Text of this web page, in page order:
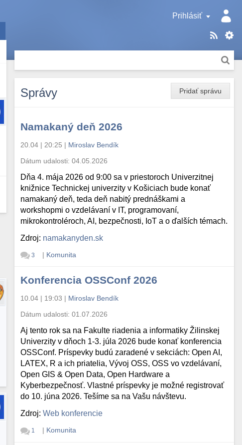
Prihlásiť
Pridať správu
Správy
Namakaný deň 2026
20.04 | 20:25 | Miroslav Bendík
Dátum udalosti:04.05.2026
Dňa 4. mája 2026 od 9:00 sa v priestoroch Univerzitnej
knižnice Technickej univerzity v Košiciach bude konať
namakaný deň, teda deň nabitý prednáškami a
workshopmi o vzdelávaní v IT, programovaní,
mikrokontroléroch, AI, bezpečnosti, IoT a o ďalších témach.
Zdroj: namakanyden.sk
3 | Komunita
Konferencia OSSConf 2026
10.04 | 19:03 | Miroslav Bendík
Dátum udalosti:01.07.2026
Aj tento rok sa na Fakulte riadenia a informatiky Žilinskej
Univerzity v dňoch 1-3. júla 2026 bude konať konferencia
OSSConf. Príspevky budú zaradené v sekciách: Open AI,
LATEX, R a ich priatelia, Vývoj OSS, OSS vo vzdelávaní,
Open GIS & Open Data, Open Hardware a
Kyberbezpečnosť. Vlastné príspevky je možné registrovať
do 10. júna 2026. Tešíme sa na Vašu návštevu.
Zdroj:Web konferencie
1 | Komunita